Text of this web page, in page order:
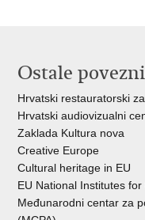
Ostale
Hrvatski restauratorski
Hrvatski audiovizualni
Zaklada Kultura nova
Creative Europe
Cultural heritage in EU
EU National Institutes for
Međunarodni centar za